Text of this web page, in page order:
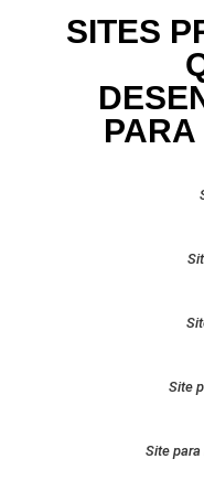
SITES
Site
Site